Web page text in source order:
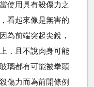
使用具有殺傷力之
看起來像是無害的
為前端突起尖銳，
，且不說肉身可能
璃都有可能被拳頭
傷力而為前開條例